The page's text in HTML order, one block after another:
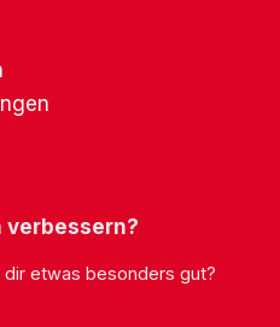
verbessern?
etwas besonders gut?